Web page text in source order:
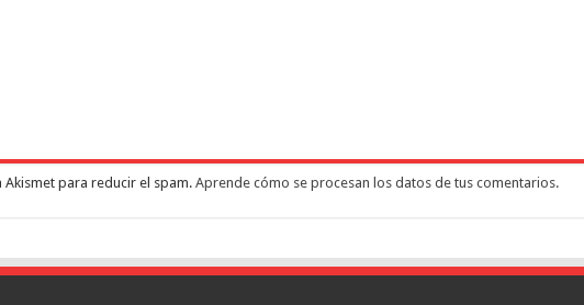
Akismet para reducir el spam. Aprende cómo se procesan los datos de tus comentarios.